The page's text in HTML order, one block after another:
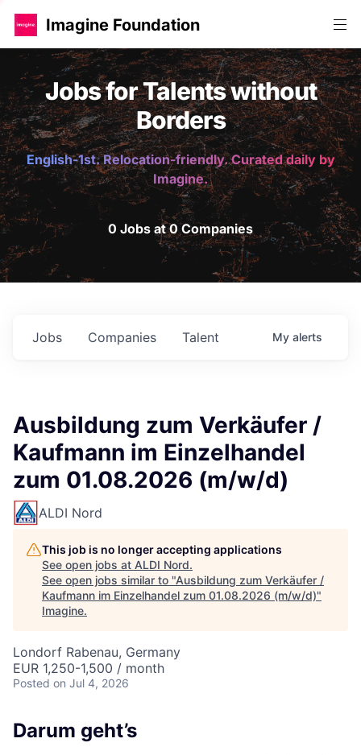
Imagine Foundation
Jobs for Talents without
Borders
English-1st. Relocation-friendly. Curated daily by
Imagine.
0 Jobs at 0 Companies
Jobs Companies Talent My alerts
Ausbildung zum Verkäufer /
Kaufmann im Einzelhandel
zum 01.08.2026 (m/w/d)
ALDI Nord
This job is no longer accepting applications
See open jobs at ALDI Nord.
See open jobs similar to "Ausbildung zum Verkäufer /
Kaufmann im Einzelhandel zum 01.08.2026 (m/w/d)"
Imagine.
Londorf Rabenau, Germany
EUR 1,250-1,500 / month
Posted on Jul 4, 2026
Darum geht’s